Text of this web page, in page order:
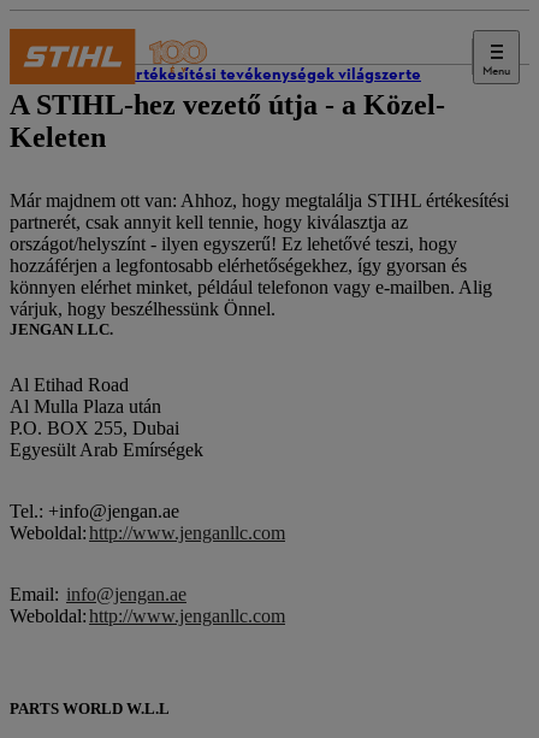
Menu
STIHL értékesítési tevékenységek világszerte
A STIHL-hez vezető útja - a Közel-
Keleten
Már majdnem ott van: Ahhoz, hogy megtalálja STIHL értékesítési
partnerét, csak annyit kell tennie, hogy kiválasztja az
országot/helyszínt - ilyen egyszerű! Ez lehetővé teszi, hogy
hozzáférjen a legfontosabb elérhetőségekhez, így gyorsan és
könnyen elérhet minket, például telefonon vagy e-mailben. Alig
várjuk, hogy beszélhessünk Önnel.
JENGAN LLC.
Al Etihad Road
Al Mulla Plaza után
P.O. BOX 255, Dubai
Egyesült Arab Emírségek
Tel.: +info@jengan.ae
Weboldal:http://www.jenganllc.com
Email: info@jengan.ae
Weboldal:http://www.jenganllc.com
PARTS WORLD W.L.L